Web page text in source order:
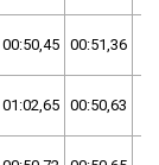
00:50,45 00:51,36
01:02,65 00:50,63